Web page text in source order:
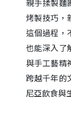
親手揉製麵
烤製技巧，
這個過程，
也能深入了
與手工藝精
跨越千年的
尼亞飲食與